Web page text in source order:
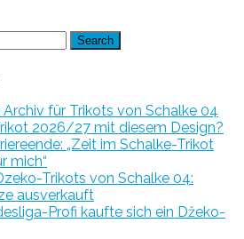
für Trikots von Schalke 04
2026/27 mit diesem Design?
„Zeit im Schalke-Trikot
mich“
Trikots von Schalke 04:
ausverkauft
Profi kaufte sich ein Džeko-